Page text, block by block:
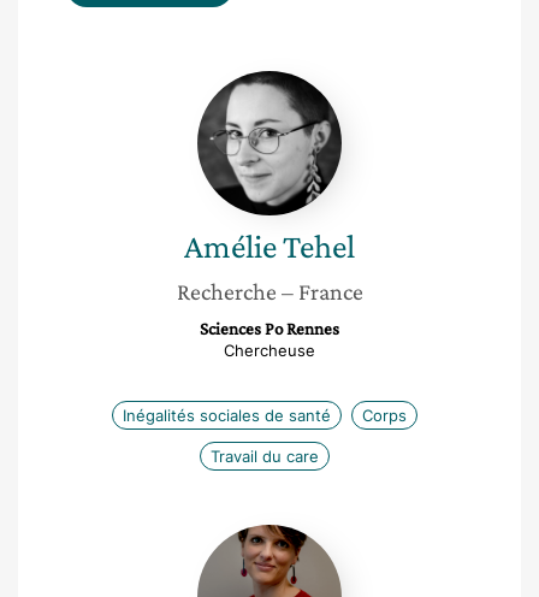
Amélie
Tehel
AmélieTehel
Recherche – France
Sciences Po Rennes
Chercheuse
Inégalités sociales de santé Corps
Travail du care
Ludivine
Perray-
Redslob